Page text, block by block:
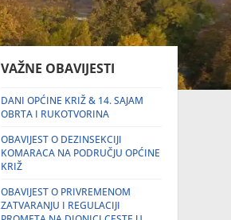
VAŽNE OBAVIJESTI
DANI OPĆINE KRIŽ & 14. SAJAM
OBRTA I RUKOTVORINA
OBAVIJEST O DEZINSEKCIJI
KOMARACA NA PODRUČJU OPĆINE
KRIŽ
OBAVIJEST O PRIVREMENOM
ZATVARANJU I REGULACIJI